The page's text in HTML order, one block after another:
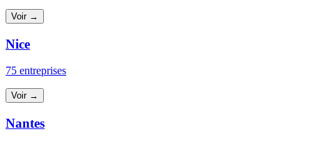
Voir →
Nice
75 entreprises
Voir →
Nantes